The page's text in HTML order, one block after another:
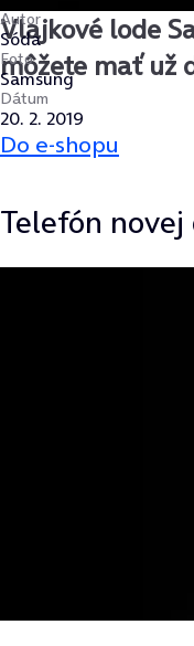
Autor
Sóda
Foto
Samsung
Dátum
20. 2. 2019
Vlajkové lode
môžete mať už
Do e-shopu
Telefón